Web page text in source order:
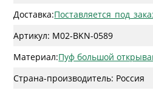
Доставка:
Артикул: M02-BKN-0589
Материал:Пуф большой
Страна-производитель: Россия